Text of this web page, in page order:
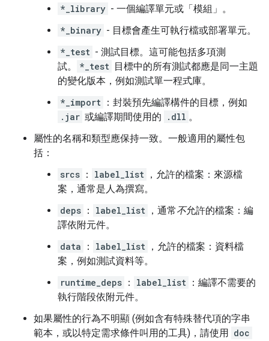
*_library - 一個編譯單元或「模組」。
*_binary - 目標會產生可執行檔或部署單元。
*_test - 測試目標。這可能包括多項測
試。
*_test 目標中的所有測試都應是同一主題
的變化版本，例如測試單一程式庫。
*_import ：封裝預先編譯構件的目標，例如
.jar 或編譯期間使用的 .dll 。
屬性的名稱和類型應保持一致。一般適用的屬性包
括：
srcs ： label_list ，允許的檔案：來源檔
案，通常是人為撰寫。
deps ： label_list ，通常不允許的檔案：編
譯依附元件。
data
： label_list ，允許的檔案：資料檔
案，例如測試資料等。
runtime_deps ： label_list ：編譯不需要的
執行階段依附元件。
如果屬性的行為不明顯 (例如含有特殊替代項的字串
範本，或以特定需求條件叫用的工具)，請使用 doc